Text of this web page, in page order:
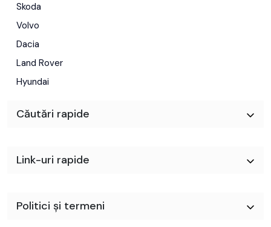
Skoda
Volvo
Dacia
Land Rover
Hyundai
Căutări rapide
Link-uri rapide
Politici și termeni